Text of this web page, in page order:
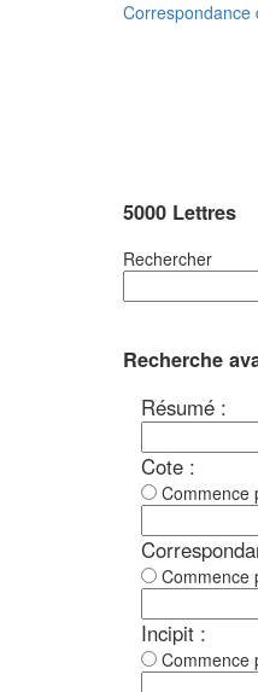
Correspondance
5000 Lettres
Rechercher
Recherche
Résumé :
Cote :
Commence
Commence
Incipit :
Commence